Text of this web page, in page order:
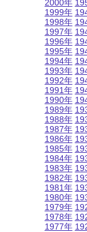
2000年
1999年
1998年
1997年
1996年
1995年
1994年
1993年
1992年
1991年
1990年
1989年
1988年
1987年
1986年
1985年
1984年
1983年
1982年
1981年
1980年
1979年
1978年
1977年